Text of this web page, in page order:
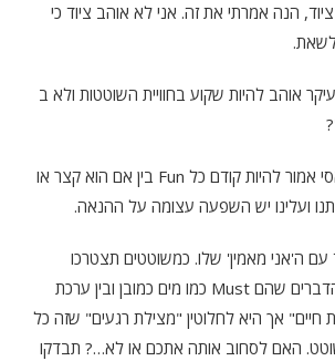
ציוד, הנה אמרתי את זה. אני לא אוהב ציוד כי
לשאת.
אוהב להיות שקוע בחוויית השוטטות ולא ב
קלאסי אמור להיות קודם כל Fun בין אם הוא קצר או
ועלינו יש השפעה עצומה על ההנאה.
ה'אני מאמין' שלו. כמשוטטים תצטרכו
למצוא את האיזון בין הדברים שהם Must כמו מים כמובן ובין ערכת
אך היא לחלוטין "מצילת רגעים" שזה כל
האם לסחוב אותה אתכם או לא…? תבדקו